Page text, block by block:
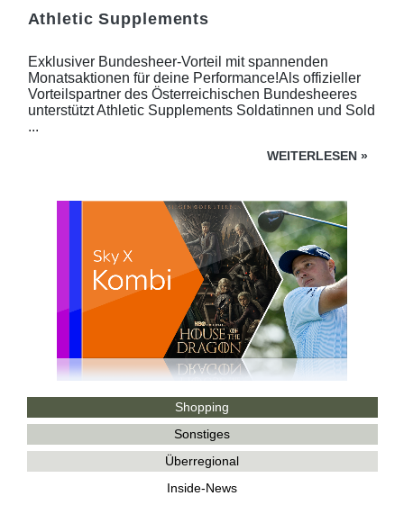
Athletic Supplements
Exklusiver Bundesheer-Vorteil mit spannenden
Monatsaktionen für deine Performance!Als offizieller
Vorteilspartner des Österreichischen Bundesheeres
unterstützt Athletic Supplements Soldatinnen und Sold
...
WEITERLESEN »
Shopping
Sonstiges
Überregional
Inside-News